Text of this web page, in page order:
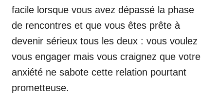
facile lorsque vous avez dépassé la phase
de rencontres et que vous êtes prête à
devenir sérieux tous les deux : vous voulez
vous engager mais vous craignez que votre
anxiété ne sabote cette relation pourtant
prometteuse.